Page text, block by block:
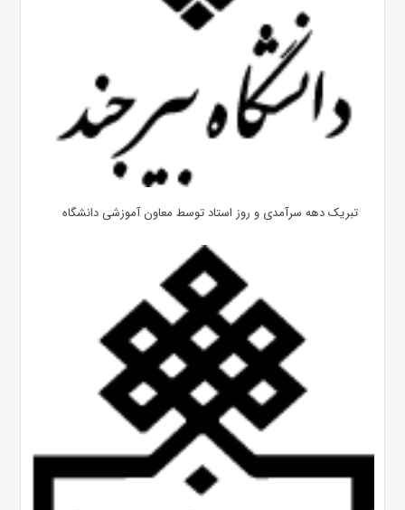
تبریک دهه سرآمدی و روز استاد توسط معاون آموزشی دانشگاه